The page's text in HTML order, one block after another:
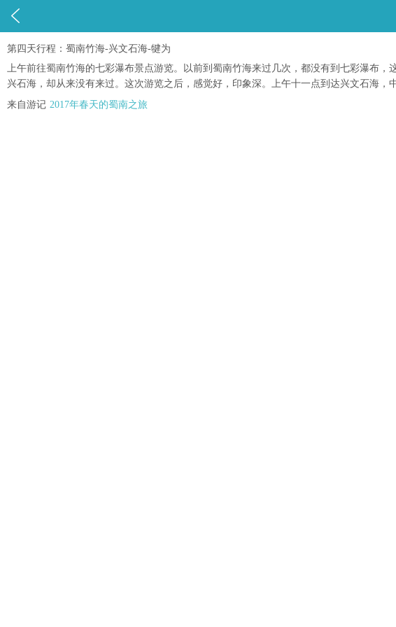

第四天行程：蜀南竹海-兴文石海-犍为
上午前往蜀南竹海的七彩瀑布景点游览。以前到蜀南竹海来过几次，都没有到七彩瀑布
兴石海，却从来没有来过。这次游览之后，感觉好，印象深。上午十一点到达兴文石海，
来自游记 2017年春天的蜀南之旅